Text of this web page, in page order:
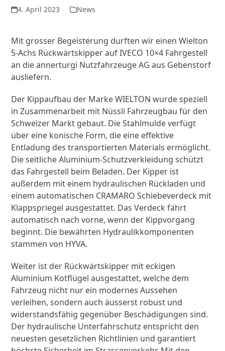
4. April 2023 News
Mit grosser Begeisterung durften wir einen Wielton
5-Achs Rückwärtskipper auf IVECO 10×4 Fahrgestell
an die annerturgi Nutzfahrzeuge AG aus Gebenstorf
ausliefern.
Der Kippaufbau der Marke WIELTON wurde speziell
in Zusammenarbeit mit Nüssli Fahrzeugbau für den
Schweizer Markt gebaut. Die Stahlmulde verfügt
über eine konische Form, die eine effektive
Entladung des transportierten Materials ermöglicht.
Die seitliche Aluminium-Schutzverkleidung schützt
das Fahrgestell beim Beladen. Der Kipper ist
außerdem mit einem hydraulischen Rückladen und
einem automatischen CRAMARO Schiebeverdeck mit
Klappspriegel ausgestattet. Das Verdeck fährt
automatisch nach vorne, wenn der Kippvorgang
beginnt. Die bewährten Hydraulikkomponenten
stammen von HYVA.
Weiter ist der Rückwärtskipper mit eckigen
Aluminium Kotflügel ausgestattet, welche dem
Fahrzeug nicht nur ein modernes Aussehen
verleihen, sondern auch äusserst robust und
widerstandsfähig gegenüber Beschädigungen sind.
Der hydraulische Unterfahrschutz entspricht den
neuesten gesetzlichen Richtlinien und garantiert